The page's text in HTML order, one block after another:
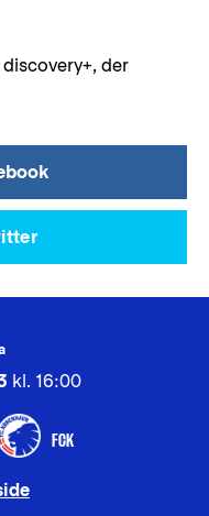
der
kl. 16:00
FCK